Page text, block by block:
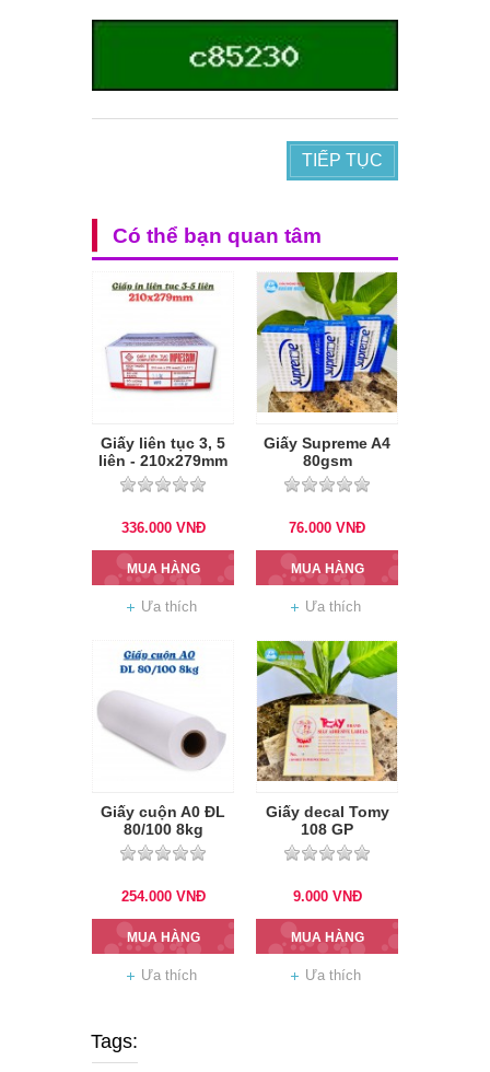
TIẾP TỤC
Có thể bạn quan tâm
Giấy liên tục 3, 5
liên - 210x279mm
336.000 VNĐ
MUA HÀNG
Ưa thích
Giấy Supreme A4
80gsm
76.000 VNĐ
MUA HÀNG
Ưa thích
Giấy cuộn A0 ĐL
80/100 8kg
254.000 VNĐ
MUA HÀNG
Ưa thích
Giấy decal Tomy
108 GP
9.000 VNĐ
MUA HÀNG
Ưa thích
Tags: